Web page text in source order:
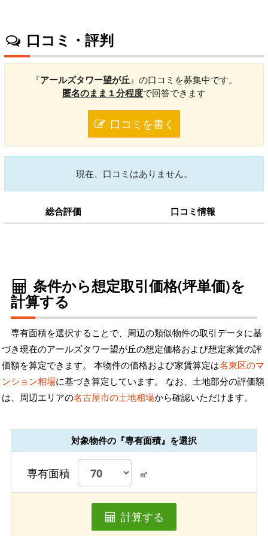
口コミ・評判
『アールズタワー望が丘』の口コミを募集中です。
匿名のまま１分程度で回答できます
口コミを書く
現在、口コミはありません。
総合評価 口コミ情報
条件から想定取引価格(坪単価)を
計算する
専有面積を選択することで、周辺の類似物件の取引データに基
づき現在のアールズタワー望が丘の想定価格および想定家賃の評
価額を算定できます。 本物件の価格および家賃算定は名東区のマ
ンション相場に基づき算定しています。 なお、土地部分の評価額
は、周辺エリアの名古屋市の土地相場から確認いただけます。
対象物件の『専有面積』を選択
専有面積 ㎡
計算する